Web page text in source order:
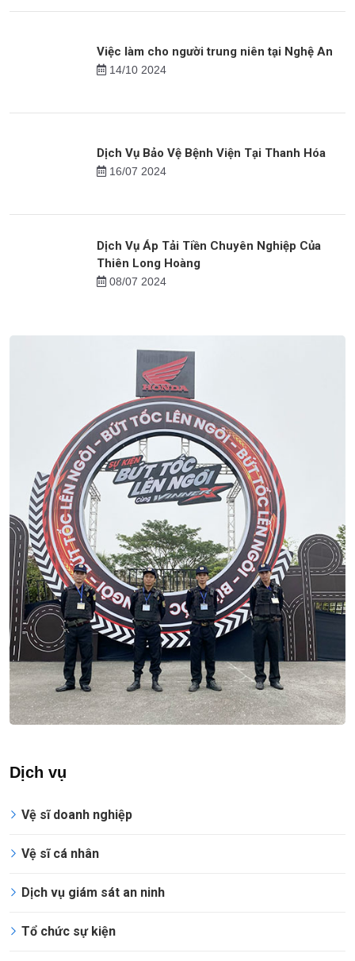
Việc làm cho người trung niên tại Nghệ An
14/10 2024
Dịch Vụ Bảo Vệ Bệnh Viện Tại Thanh Hóa
16/07 2024
Dịch Vụ Áp Tải Tiền Chuyên Nghiệp Của
Thiên Long Hoàng
08/07 2024
Dịch vụ
Vệ sĩ doanh nghiệp
Vệ sĩ cá nhân
Dịch vụ giám sát an ninh
Tổ chức sự kiện